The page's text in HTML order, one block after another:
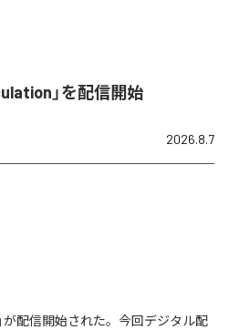
」を配信開始
2026.8.7
が配信開始された。今回デジタル配